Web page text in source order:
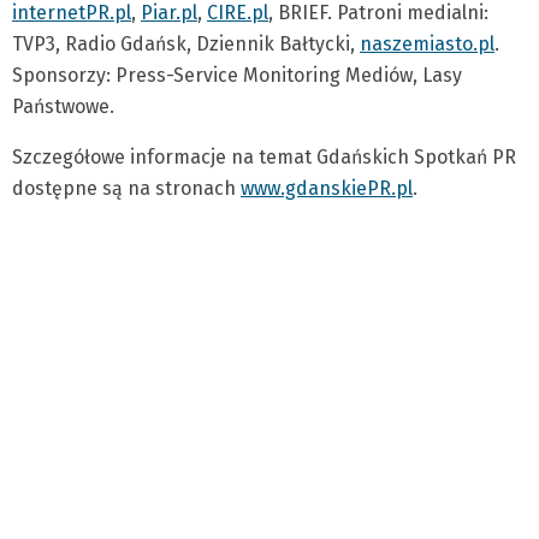
internetPR.pl, Piar.pl, CIRE.pl, BRIEF. Patroni medialni:
TVP3, Radio Gdańsk, Dziennik Bałtycki, naszemiasto.pl.
Sponsorzy: Press-Service Monitoring Mediów, Lasy
Państwowe.
Szczegółowe informacje na temat Gdańskich Spotkań PR
dostępne są na stronach www.gdanskiePR.pl.